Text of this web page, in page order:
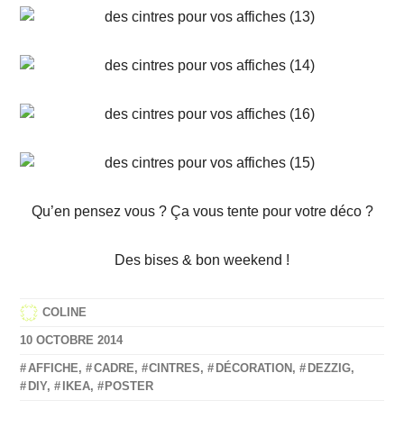
Qu’en pensez vous ? Ça vous tente pour votre déco ?
Des bises & bon weekend !
COLINE
10 OCTOBRE 2014
AFFICHE, CADRE, CINTRES, DÉCORATION, DEZZIG,
DIY, IKEA, POSTER